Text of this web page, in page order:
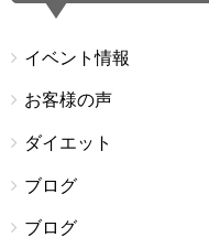
イベント情報
お客様の声
ダイエット
ブログ
ブログ